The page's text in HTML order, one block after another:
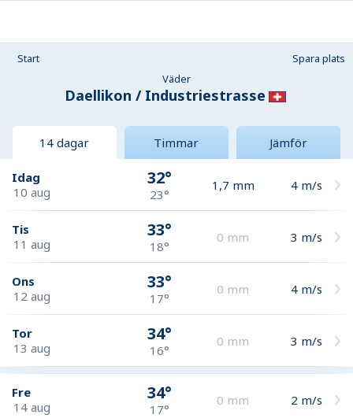
Start
Spara plats
Väder
Daellikon / Industriestrasse
14 dagar Timmar Jämför
Idag
10 aug
32°
23°
1,7 mm 4 m/s
Tis
11 aug
33°
18°
0 mm 3 m/s
Ons
12 aug
33°
17°
0 mm 4 m/s
Tor
13 aug
34°
16°
0 mm 3 m/s
Fre
14 aug
34°
17°
0 mm 2 m/s